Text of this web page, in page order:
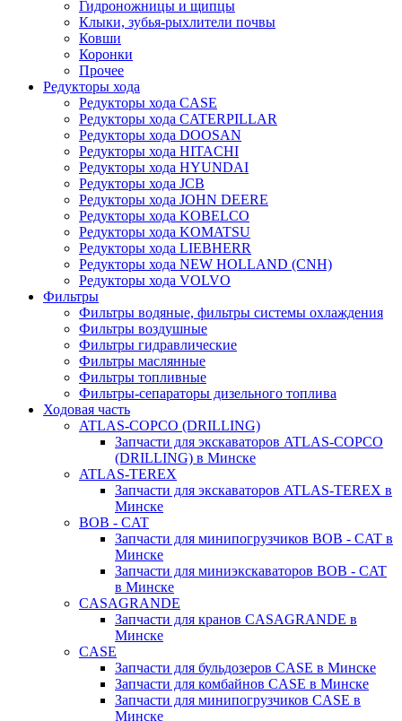
Гидроножницы и щипцы
Клыки, зубья-рыхлители почвы
Ковши
Коронки
Прочее
Редукторы хода
Редукторы хода CASE
Редукторы хода CATERPILLAR
Редукторы хода DOOSAN
Редукторы хода HITACHI
Редукторы хода HYUNDAI
Редукторы хода JCB
Редукторы хода JOHN DEERE
Редукторы хода KOBELCO
Редукторы хода KOMATSU
Редукторы хода LIEBHERR
Редукторы хода NEW HOLLAND (CNH)
Редукторы хода VOLVO
Фильтры
Фильтры водяные, фильтры системы охлаждения
Фильтры воздушные
Фильтры гидравлические
Фильтры маслянные
Фильтры топливные
Фильтры-сепараторы дизельного топлива
Ходовая часть
ATLAS-COPCO (DRILLING)
Запчасти для экскаваторов ATLAS-COPCO
(DRILLING) в Минске
ATLAS-TEREX
Запчасти для экскаваторов ATLAS-TEREX в
Минске
BOB - CAT
Запчасти для минипогрузчиков BOB - CAT в
Минске
Запчасти для миниэкскаваторов BOB - CAT
в Минске
CASAGRANDE
Запчасти для кранов CASAGRANDE в
Минске
CASE
Запчасти для бульдозеров CASE в Минске
Запчасти для комбайнов CASE в Минске
Запчасти для минипогрузчиков CASE в
Минске